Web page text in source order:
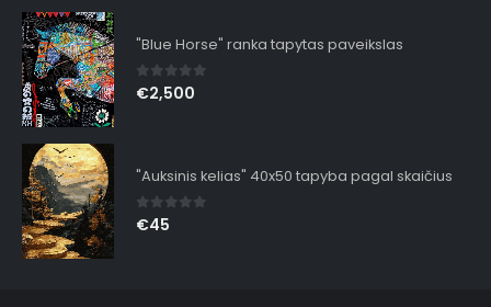
"Blue Horse" ranka tapytas paveikslas
0out of 5
€2,500
"Auksinis kelias" 40x50 tapyba pagal skaičius
0out of 5
€45